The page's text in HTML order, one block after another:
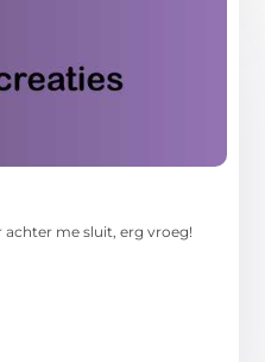
achter me sluit, erg vroeg!